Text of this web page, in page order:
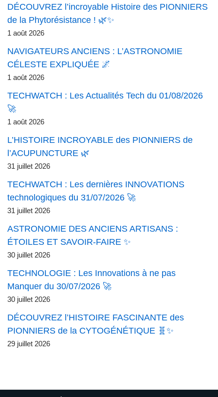
DÉCOUVREZ l’incroyable Histoire des PIONNIERS
de la Phytorésistance ! 🌿✨
1 août 2026
NAVIGATEURS ANCIENS : L’ASTRONOMIE
CÉLESTE EXPLIQUÉE 🌌
1 août 2026
TECHWATCH : Les Actualités Tech du 01/08/2026
🚀
1 août 2026
L’HISTOIRE INCROYABLE des PIONNIERS de
l’ACUPUNCTURE 🌿
31 juillet 2026
TECHWATCH : Les dernières INNOVATIONS
technologiques du 31/07/2026 🚀
31 juillet 2026
ASTRONOMIE DES ANCIENS ARTISANS :
ÉTOILES ET SAVOIR-FAIRE ✨
30 juillet 2026
TECHNOLOGIE : Les Innovations à ne pas
Manquer du 30/07/2026 🚀
30 juillet 2026
DÉCOUVREZ l’HISTOIRE FASCINANTE des
PIONNIERS de la CYTOGÉNÉTIQUE 🧬✨
29 juillet 2026